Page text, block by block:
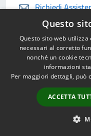
Richiedi
Chiama il
Prenota un
Problemi in
Segnala
Questo
Questo sito web
necessari al corretto
nonché un cookie
informazioni
Per maggiori dettagli, può
ACCETTA